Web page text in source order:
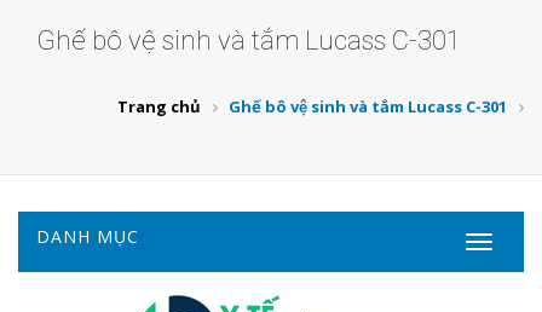
Ghế bô vệ sinh và tắm Lucass C-301
Trang chủ Ghế bô vệ sinh và tắm Lucass C-301
DANH MỤC